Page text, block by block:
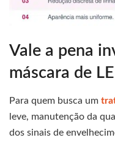
Vale a pena
máscara de
Para quem busca um
leve, manutenção da
dos sinais de